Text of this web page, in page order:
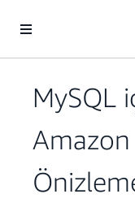
MySQL
Amazon